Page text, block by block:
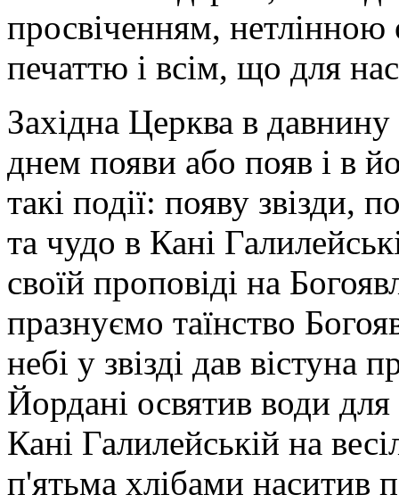
просвіченням,
печаттю і всім, що для
Західна Церква в
днем появи або появ і в
такі події: появу звізди,
та чудо в Кані
своїй проповіді на
празнуємо таїнство
небі у звізді дав вістуна
Йордані освятив води
Кані Галилейській на
п'ятьма хлібами наситив